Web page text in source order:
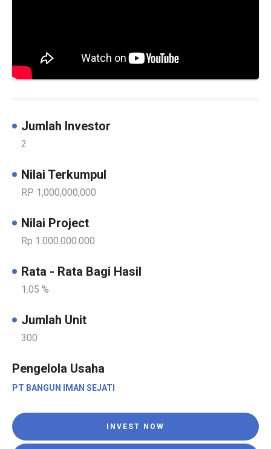
Jumlah Investor
2
Nilai Terkumpul
RP 1,000,000,000
Nilai Project
Rp 1.000.000.000
Rata - Rata Bagi Hasil
1.05 %
Jumlah Unit
300
Pengelola Usaha
PT BANGUN IMAN SEJATI
INVEST NOW